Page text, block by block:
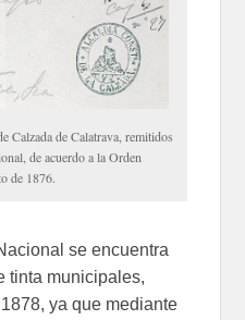
Calzada de Calatrava, remitidos
de acuerdo a la Orden
de 1876.
se encuentra
tinta municipales,
ya que mediante